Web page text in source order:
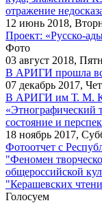
отражение
12 июнь 2018,
Проект: «Русско-
Фото
03 август 2018,
В АРИГИ прошла
07 декабрь 2017,
В АРИГИ им Т. М.
«Этнографический
состояние и
18 ноябрь 2017,
Фотоотчет с
"Феномен
общероссийской
"Керашевских
Голосуем